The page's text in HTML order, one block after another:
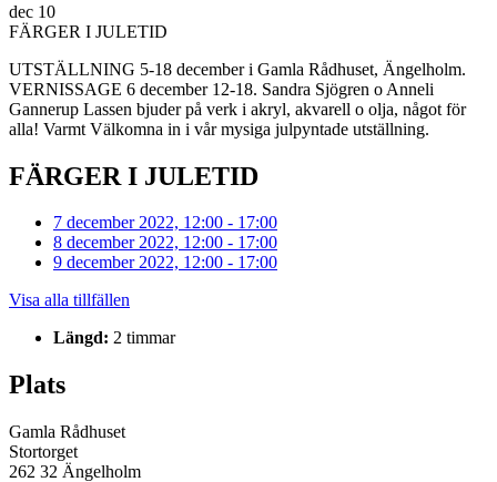
dec 10
FÄRGER I JULETID
UTSTÄLLNING 5-18 december i Gamla Rådhuset, Ängelholm.
VERNISSAGE 6 december 12-18. Sandra Sjögren o Anneli
Gannerup Lassen bjuder på verk i akryl, akvarell o olja, något för
alla! Varmt Välkomna in i vår mysiga julpyntade utställning.
FÄRGER I JULETID
7 december 2022, 12:00 - 17:00
8 december 2022, 12:00 - 17:00
9 december 2022, 12:00 - 17:00
Visa alla tillfällen
Längd: 2 timmar
Plats
Gamla Rådhuset
Stortorget
262 32 Ängelholm